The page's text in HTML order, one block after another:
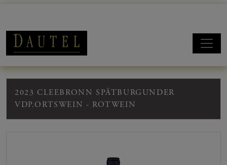
2023 CLEEBRONN SPÄTBURGUNDER
VDP.ORTSWEIN - ROTWEIN